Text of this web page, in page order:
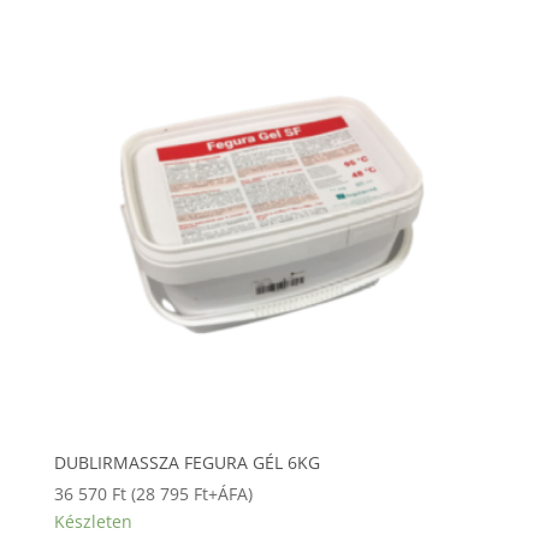
DUBLIRMASSZA FEGURA GÉL 6KG
36 570 Ft (28 795 Ft+ÁFA)
Készleten